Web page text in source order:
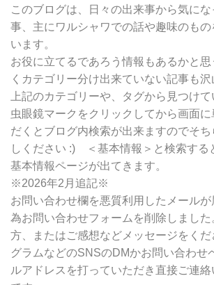
別
検
索
このブログは、日々の出来事から気に
事、主にワルシャワでの話や趣味のも
います。
お役に立てるであろう情報もあるかと
くカテゴリー分け出来ていない記事も沢
上記のカテゴリーや、タグから見つけ
虫眼鏡マークをクリックしてから画面
だくとブログ内検索が出来ますのでそ
しください :) ＜基本情報＞と検索する
基本情報ページが出てきます。
※2026年2月追記※
お問い合わせ欄を悪質利用したメール
為お問い合わせフォームを削除しまし
方、またはご感想などメッセージをくだ
グラムなどのSNSのDMかお問い合わせ
ルアドレスを打っていただき直接ご連